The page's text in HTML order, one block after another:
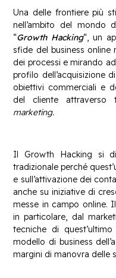
GDPR NIS2 Bandi
Sviluppo software
Inizia a digitare per
Una delle frontiere più
nell’ambito del mondo
“Growth Hacking“, un
sfide del business online
dei processi e mirando
profilo dell’acquisizione
obiettivi commerciali e
del cliente attraverso
marketing.
Il Growth Hacking si
tradizionale perché
e sull’attivazione dei
anche su iniziative di
messe in campo online.
in particolare, dal
tecniche di
modello di business
margini di manovra delle